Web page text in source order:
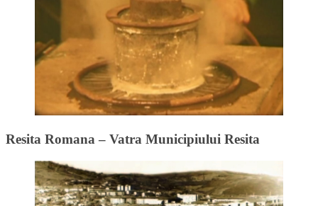
Resita Romana – Vatra Municipiului Resita